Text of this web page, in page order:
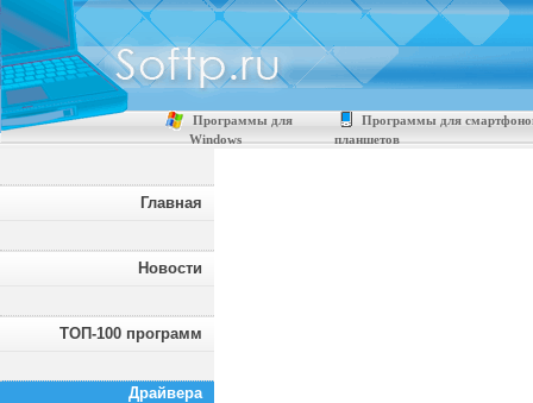
Программы для
Windows
Программы для
планшетов
Главная
Новости
ТОП-100 программ
Драйвера